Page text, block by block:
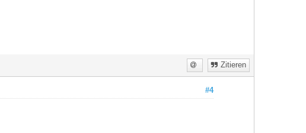
Zitieren
#4